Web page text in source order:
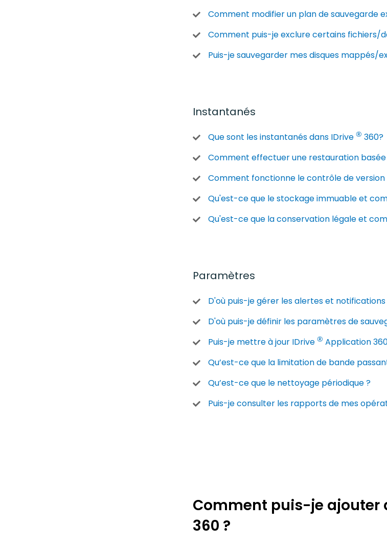
Comment modifier un plan de sauvegarde
Comment puis-je exclure certains fichiers/
Puis-je sauvegarder mes disques mappés/
Instantanés
Que sont les instantanés dans IDrive ® 360?
Comment effectuer une restauration
Comment fonctionne le contrôle de version
Qu'est-ce que le stockage immuable et
Qu'est-ce que la conservation légale et
Paramètres
D'où puis-je gérer les alertes et
D'où puis-je définir les paramètres de
Puis-je mettre à jour IDrive ® Application
Qu’est-ce que la limitation de bande
Qu’est-ce que le nettoyage périodique ?
Puis-je consulter les rapports de mes
Comment puis-je ajouter
360 ​​?